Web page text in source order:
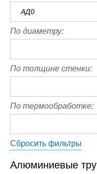
АД0
По диаметру:
По толщине стенки:
По термообработке:
Сбросить фильтры
Алюминиевые